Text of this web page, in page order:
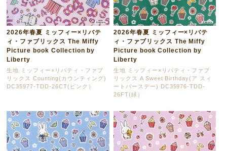
2026年春夏 ミッフィー×リバテ
ィ・ファブリックス The Miffy
Picture book Collection by
Liberty
生地 ミッフィー×リバティ・ファブ
リックス Counting(カウンティング)
DC35977-TDD-26CT(ピンク）
2026年春夏 ミッフィー×リバテ
ィ・ファブリックス The Miffy
Picture book Collection by
Liberty
生地 ミッフィー×リバティ・ファブ
リックス A Sweet Birthday(ア スィ
ートバースデー) DC35976-TDD-
26FT(緑）